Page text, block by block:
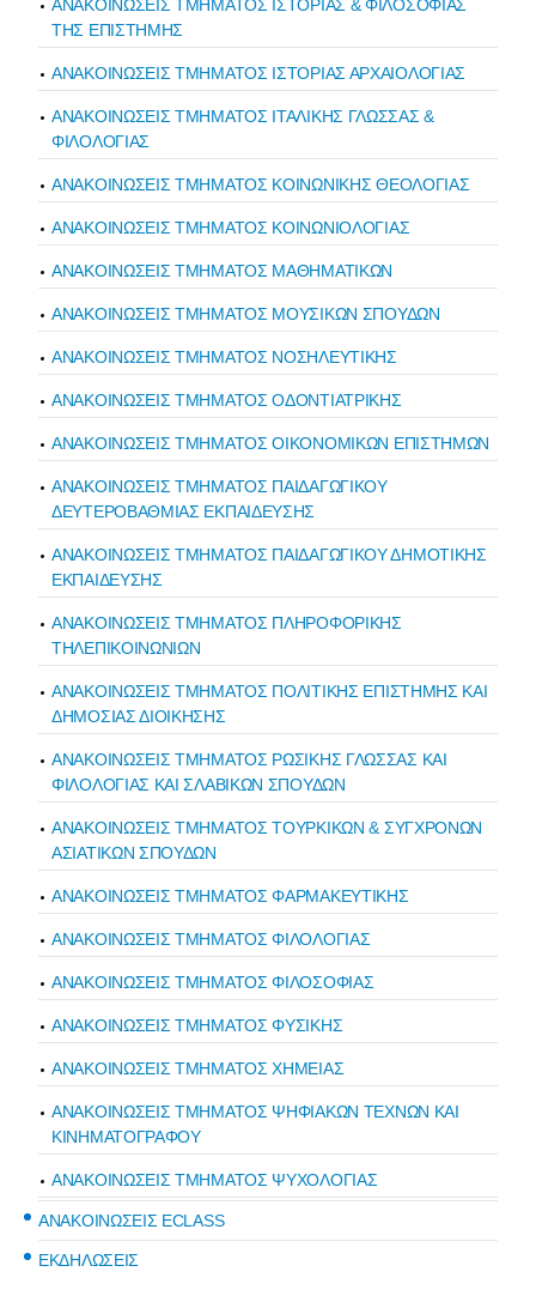
ΑΝΑΚΟΙΝΩΣΕΙΣ ΤΜΗΜΑΤΟΣ ΙΣΤΟΡΙΑΣ & ΦΙΛΟΣΟΦΙΑΣ
ΤΗΣ ΕΠΙΣΤΗΜΗΣ
ΑΝΑΚΟΙΝΩΣΕΙΣ ΤΜΗΜΑΤΟΣ ΙΣΤΟΡΙΑΣ ΑΡΧΑΙΟΛΟΓΙΑΣ
ΑΝΑΚΟΙΝΩΣΕΙΣ ΤΜΗΜΑΤΟΣ ΙΤΑΛΙΚΗΣ ΓΛΩΣΣΑΣ &
ΦΙΛΟΛΟΓΙΑΣ
ΑΝΑΚΟΙΝΩΣΕΙΣ ΤΜΗΜΑΤΟΣ ΚΟΙΝΩΝΙΚΗΣ ΘΕΟΛΟΓΙΑΣ
ΑΝΑΚΟΙΝΩΣΕΙΣ ΤΜΗΜΑΤΟΣ ΚΟΙΝΩΝΙΟΛΟΓΙΑΣ
ΑΝΑΚΟΙΝΩΣΕΙΣ ΤΜΗΜΑΤΟΣ ΜΑΘΗΜΑΤΙΚΩΝ
ΑΝΑΚΟΙΝΩΣΕΙΣ ΤΜΗΜΑΤΟΣ ΜΟΥΣΙΚΩΝ ΣΠΟΥΔΩΝ
ΑΝΑΚΟΙΝΩΣΕΙΣ ΤΜΗΜΑΤΟΣ ΝΟΣΗΛΕΥΤΙΚΗΣ
ΑΝΑΚΟΙΝΩΣΕΙΣ ΤΜΗΜΑΤΟΣ ΟΔΟΝΤΙΑΤΡΙΚΗΣ
ΑΝΑΚΟΙΝΩΣΕΙΣ ΤΜΗΜΑΤΟΣ ΟΙΚΟΝΟΜΙΚΩΝ ΕΠΙΣΤΗΜΩΝ
ΑΝΑΚΟΙΝΩΣΕΙΣ ΤΜΗΜΑΤΟΣ ΠΑΙΔΑΓΩΓΙΚΟΥ
ΔΕΥΤΕΡΟΒΑΘΜΙΑΣ ΕΚΠΑΙΔΕΥΣΗΣ
ΑΝΑΚΟΙΝΩΣΕΙΣ ΤΜΗΜΑΤΟΣ ΠΑΙΔΑΓΩΓΙΚΟΥ ΔΗΜΟΤΙΚΗΣ
ΕΚΠΑΙΔΕΥΣΗΣ
ΑΝΑΚΟΙΝΩΣΕΙΣ ΤΜΗΜΑΤΟΣ ΠΛΗΡΟΦΟΡΙΚΗΣ
ΤΗΛΕΠΙΚΟΙΝΩΝΙΩΝ
ΑΝΑΚΟΙΝΩΣΕΙΣ ΤΜΗΜΑΤΟΣ ΠΟΛΙΤΙΚΗΣ ΕΠΙΣΤΗΜΗΣ ΚΑΙ
ΔΗΜΟΣΙΑΣ ΔΙΟΙΚΗΣΗΣ
ΑΝΑΚΟΙΝΩΣΕΙΣ ΤΜΗΜΑΤΟΣ ΡΩΣΙΚΗΣ ΓΛΩΣΣΑΣ ΚΑΙ
ΦΙΛΟΛΟΓΙΑΣ ΚΑΙ ΣΛΑΒΙΚΩΝ ΣΠΟΥΔΩΝ
ΑΝΑΚΟΙΝΩΣΕΙΣ ΤΜΗΜΑΤΟΣ ΤΟΥΡΚΙΚΩΝ & ΣΥΓΧΡΟΝΩΝ
ΑΣΙΑΤΙΚΩΝ ΣΠΟΥΔΩΝ
ΑΝΑΚΟΙΝΩΣΕΙΣ ΤΜΗΜΑΤΟΣ ΦΑΡΜΑΚΕΥΤΙΚΗΣ
ΑΝΑΚΟΙΝΩΣΕΙΣ ΤΜΗΜΑΤΟΣ ΦΙΛΟΛΟΓΙΑΣ
ΑΝΑΚΟΙΝΩΣΕΙΣ ΤΜΗΜΑΤΟΣ ΦΙΛΟΣΟΦΙΑΣ
ΑΝΑΚΟΙΝΩΣΕΙΣ ΤΜΗΜΑΤΟΣ ΦΥΣΙΚΗΣ
ΑΝΑΚΟΙΝΩΣΕΙΣ ΤΜΗΜΑΤΟΣ ΧΗΜΕΙΑΣ
ΑΝΑΚΟΙΝΩΣΕΙΣ ΤΜΗΜΑΤΟΣ ΨΗΦΙΑΚΩΝ ΤΕΧΝΩΝ ΚΑΙ
ΚΙΝΗΜΑΤΟΓΡΑΦΟΥ
ΑΝΑΚΟΙΝΩΣΕΙΣ ΤΜΗΜΑΤΟΣ ΨΥΧΟΛΟΓΙΑΣ
ΑΝΑΚΟΙΝΩΣΕΙΣ ECLASS
ΕΚΔΗΛΩΣΕΙΣ